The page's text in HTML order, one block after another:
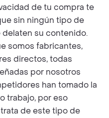
de tu compra te
sin ningún tipo de
su contenido.
somos fabricantes,
directos, todas
por nosotros
han tomado la
trabajo, por eso
de este tipo de